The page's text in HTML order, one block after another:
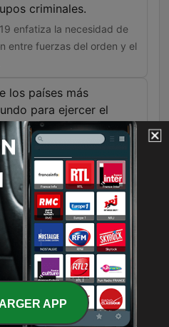
criminales.
enfatiza la necesidad de
entre fuerzas del orden y el
los países más
para ejercer el
como el de Roxana
de mejorar la
realizan esta labor.
concluye contextualizando
de seguridad para la
que ingresaron
Nocturno
APP